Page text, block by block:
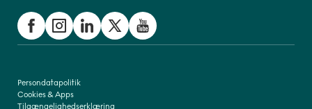
Persondatapolitik
Cookies & Apps
Tilgængelighedserklæring